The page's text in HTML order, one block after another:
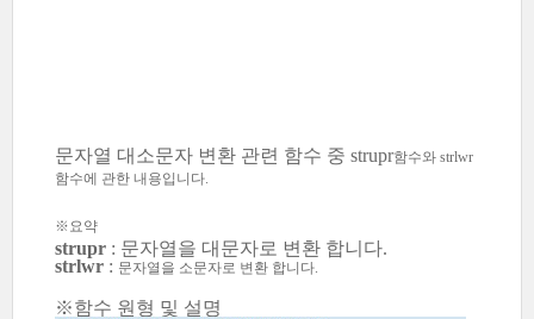
문자열 대소문자 변환 관련 함수 중 strupr함수와 strlwr
함수에 관한 내용입니다.
※요약
strupr : 문자열을 대문자로 변환 합니다.
strlwr : 문자열을 소문자로 변환 합니다.
※함수 원형 및 설명